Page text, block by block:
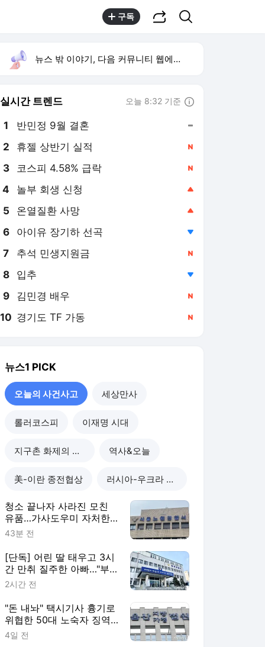
구독
뉴스 밖 이야기, 다음 커뮤니티 웹에서 보기
실시간 트렌드 오늘 8:32 기준
1 반민정 9월 결혼
2 휴젤 상반기 실적
4 놀부 회생 신청
5 온열질환 사망
6 아이유 장기하 선곡
7 추석 민생지원금
8 입추
9 김민경 배우
10 경기도 TF 가동
뉴스1 PICK
오늘의 사건사고 세상만사
롤러코스피 이재명 시대
지구촌 화제의 뉴스 역사&오늘
美-이란 종전협상 러시아-우크라 전쟁
청소 끝나자 사라진 모친
유품…가사도우미 자처한
20대 입건
43분 전
[단독] 어린 딸 태우고 3시
간 만취 질주한 아빠…"부
부싸움 뒤 홧김에"
2시간 전
"돈 내놔" 택시기사 흉기로
위협한 50대 노숙자 징역
2년
4일 전